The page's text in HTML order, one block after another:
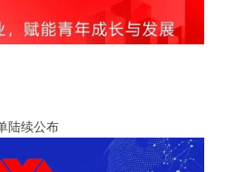
陆续公布